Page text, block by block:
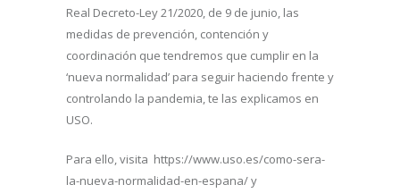
Real Decreto-Ley 21/2020, de 9 de junio, las
medidas de prevención, contención y
coordinación que tendremos que cumplir en la
‘nueva normalidad’ para seguir haciendo frente y
controlando la pandemia, te las explicamos en
USO.
Para ello, visita https://www.uso.es/como-sera-
la-nueva-normalidad-en-espana/ y